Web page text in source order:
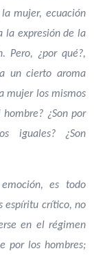
mujer, ecuación
la expresión de la
Pero, ¿por qué?,
un cierto aroma
mujer los mismos
¿Son por
iguales? ¿Son
es todo
espíritu crítico, no
en el régimen
por los hombres;